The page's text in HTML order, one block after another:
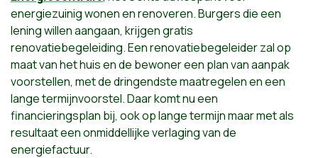
energiezuinig wonen en renoveren. Burgers die een
lening willen aangaan, krijgen gratis
renovatiebegeleiding. Een renovatiebegeleider zal op
maat van het huis en de bewoner een plan van aanpak
voorstellen, met de dringendste maatregelen en een
lange termijnvoorstel. Daar komt nu een
financieringsplan bij, ook op lange termijn maar met als
resultaat een onmiddellijke verlaging van de
energiefactuur.